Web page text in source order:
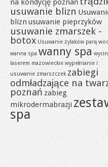
na kondycję poznań
usuwanie blizn
blizn usuwanie pieprzyków
usuwanie zmarszek -
botox Usuwanie żylaków parą
wanna spa wanny spa
laserem mazowieckie wypełnianie i
usuwanie zmarszczek zabiegi
odmładzające na
poznań zabieg
mikrodermabrazji
spa